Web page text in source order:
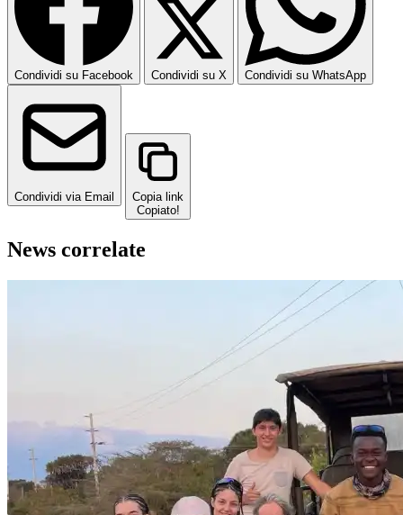
Condividi su Facebook Condividi su X Condividi su WhatsApp
Condividi via Email
Copia link
Copiato!
News correlate